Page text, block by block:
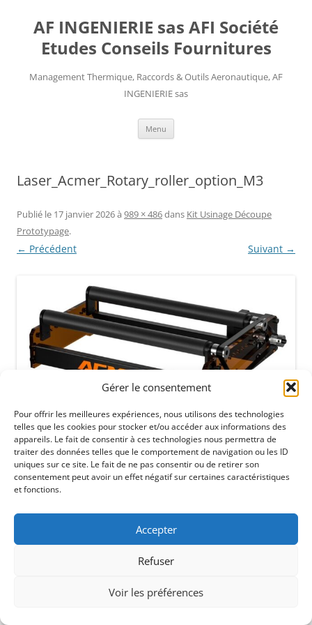
Gérer le consentement
Pour offrir les meilleures expériences, nous utilisons des technologies
telles que les cookies pour stocker et/ou accéder aux informations des
appareils. Le fait de consentir à ces technologies nous permettra de
traiter des données telles que le comportement de navigation ou les ID
uniques sur ce site. Le fait de ne pas consentir ou de retirer son
consentement peut avoir un effet négatif sur certaines caractéristiques
et fonctions.
Accepter
Refuser
Voir les préférences
AF INGENIERIE sas AFI Société
Etudes Conseils Fournitures
Management Thermique, Raccords & Outils Aeronautique, AF
INGENIERIE sas
Menu
Laser_Acmer_Rotary_roller_option_M3
Publié le 17 janvier 2026à 989 × 486dans Kit Usinage Découpe
Prototypage.
← Précédent Suivant →